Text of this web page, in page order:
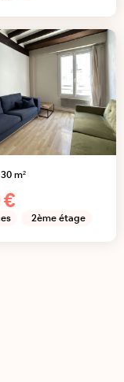
30m²
€
2ème étage